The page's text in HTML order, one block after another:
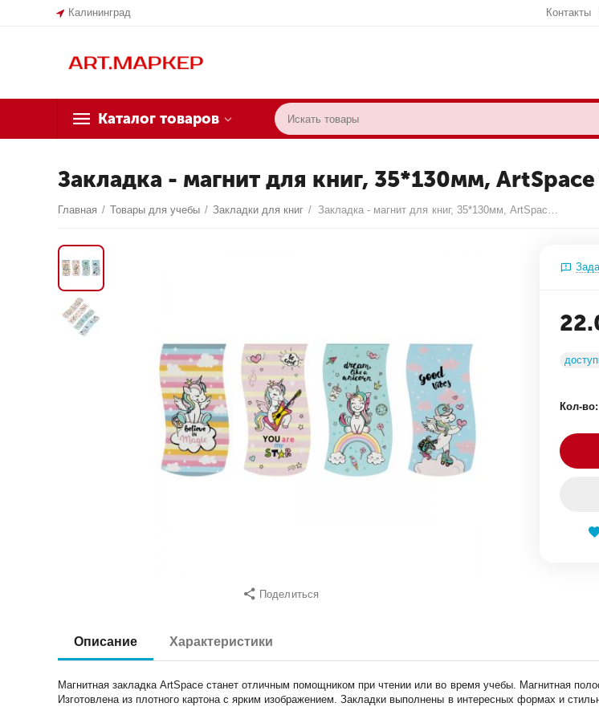
Калининград Контакты
Каталог товаров
Закладка - магнит для книг, 35*130мм,
Главная / Товары для учебы / Закладки для книг / Закладка - магнит для книг, 35*130мм, ArtSpace "Unicorn"
Поделиться
Кол-во:
Описание Характеристики
Магнитная закладка ArtSpace станет отличным помощником при чтении или во время учебы. Магнитная
Изготовлена из плотного картона с ярким изображением. Закладки выполнены в интересных формах и